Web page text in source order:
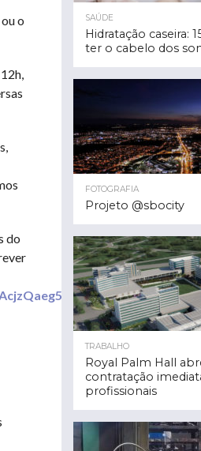
o
do
viewform?
SAÚDE
Hidratação caseira:
ter o cabelo dos
FOTOGRAFIA
Projeto @sbocity
TRABALHO
Royal Palm Hall
contratação
profissionais